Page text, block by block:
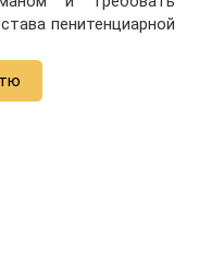
пенитенциарной